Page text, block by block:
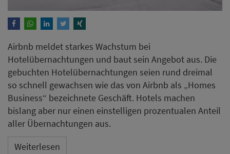
Stromausfall in Berlin: Staat
erstattet knapp 900.000 Euro
für Hotelübernachtungen